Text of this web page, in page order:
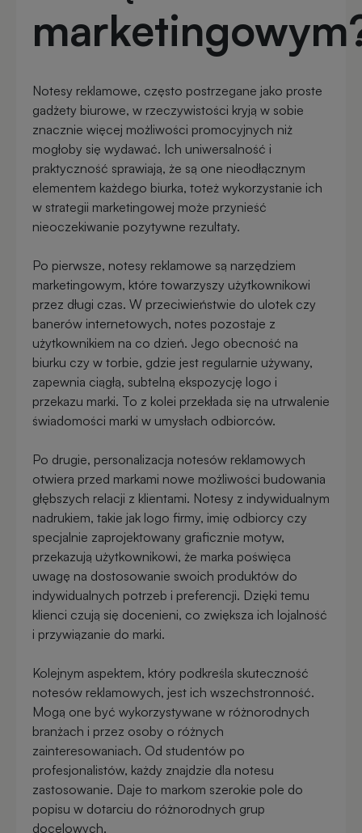
Miarki
Przypinki
reklamowe
Linijki
reklamowe
Latarki
reklamowe
Antystresy
reklamowe
Pendrive
reklamowy
Narzędzia
reklamowe
Zapalniczki
reklamowe
Skrobaczki
reklamowe
szyb
Parasole
reklamowe
Długopisy
reklamowe
konferencję
Gadżety
biegaczy
sportowe
Gadżety
motoryzacyjne
Gadżety
domu
Akcesoria
kuchenne
Artykuły
kosmetyczne
nadrukiem
majsterkowiczów
Gadżety
medyczne
Gadżety
Notesy reklamowe, często postrzegane jako proste
gadżety biurowe, w rzeczywistości kryją w sobie
znacznie więcej możliwości promocyjnych niż
mogłoby się wydawać. Ich uniwersalność i
praktyczność sprawiają, że są one nieodłącznym
elementem każdego biurka, toteż wykorzystanie ich
w strategii marketingowej może przynieść
nieoczekiwanie pozytywne rezultaty.
Po pierwsze, notesy reklamowe są narzędziem
marketingowym, które towarzyszy użytkownikowi
przez długi czas. W przeciwieństwie do ulotek czy
banerów internetowych, notes pozostaje z
użytkownikiem na co dzień. Jego obecność na
biurku czy w torbie, gdzie jest regularnie używany,
zapewnia ciągłą, subtelną ekspozycję logo i
przekazu marki. To z kolei przekłada się na utrwalenie
świadomości marki w umysłach odbiorców.
Po drugie, personalizacja notesów reklamowych
otwiera przed markami nowe możliwości budowania
głębszych relacji z klientami. Notesy z indywidualnym
nadrukiem, takie jak logo firmy, imię odbiorcy czy
specjalnie zaprojektowany graficznie motyw,
przekazują użytkownikowi, że marka poświęca
uwagę na dostosowanie swoich produktów do
indywidualnych potrzeb i preferencji. Dzięki temu
klienci czują się docenieni, co zwiększa ich lojalność
i przywiązanie do marki.
Kolejnym aspektem, który podkreśla skuteczność
notesów reklamowych, jest ich wszechstronność.
Mogą one być wykorzystywane w różnorodnych
branżach i przez osoby o różnych
zainteresowaniach. Od studentów po
profesjonalistów, każdy znajdzie dla notesu
zastosowanie. Daje to markom szerokie pole do
popisu w dotarciu do różnorodnych grup
docelowych.